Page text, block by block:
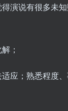
演说有很多未
；
应；熟悉程度